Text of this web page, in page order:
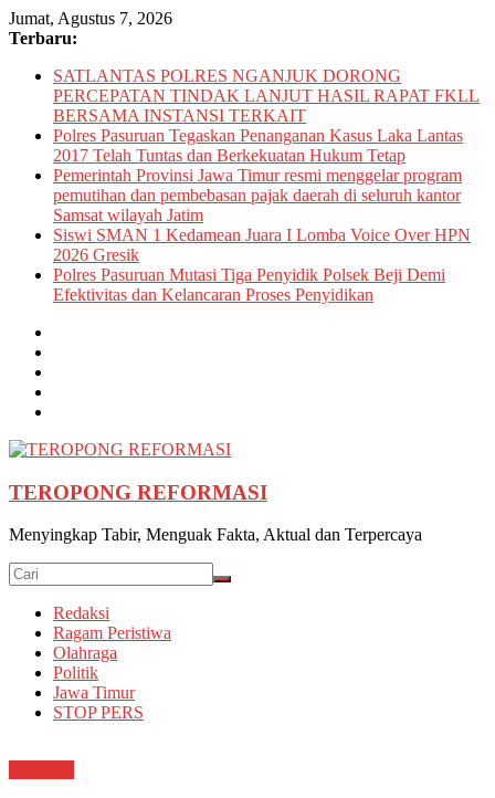
Skip
to
Jumat, Agustus 7, 2026
Terbaru:
SATLANTAS POLRES NGANJUK DORONG
PERCEPATAN TINDAK LANJUT HASIL RAPAT FKLL
BERSAMA INSTANSI TERKAIT
Polres Pasuruan Tegaskan Penanganan Kasus Laka Lantas
2017 Telah Tuntas dan Berkekuatan Hukum Tetap
Pemerintah Provinsi Jawa Timur resmi menggelar program
pemutihan dan pembebasan pajak daerah di seluruh kantor
Samsat wilayah Jatim
Siswi SMAN 1 Kedamean Juara I Lomba Voice Over HPN
2026 Gresik
Polres Pasuruan Mutasi Tiga Penyidik Polsek Beji Demi
Efektivitas dan Kelancaran Proses Penyidikan
TEROPONG REFORMASI
Menyingkap Tabir, Menguak Fakta, Aktual dan Terpercaya
Redaksi
Ragam Peristiwa
Olahraga
Politik
Jawa Timur
STOP PERS